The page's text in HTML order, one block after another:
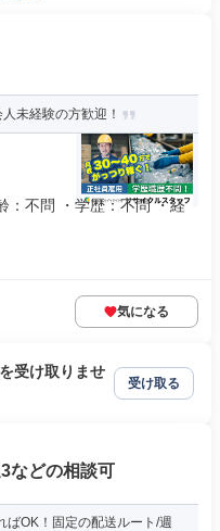
未経験の方歓迎！
：不問 ・学歴：不問 ・経
気になる
受け取りませ
受け取る
などの相談可
ばOK！固定の配送ルート/週